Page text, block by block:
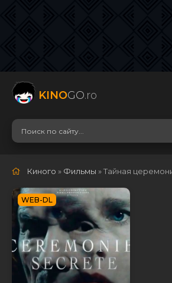
KINOGO.ro
Киного » Фильмы » Тайная
WEB-DL